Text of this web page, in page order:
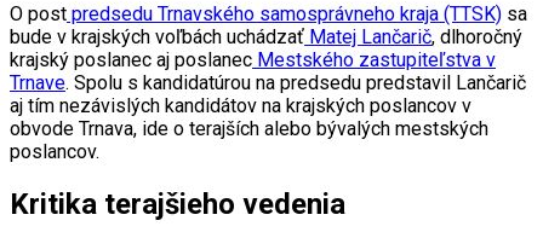
O post predsedu Trnavského samosprávneho kraja (TTSK) sa
bude v krajských voľbách uchádzať Matej Lančarič, dlhoročný
krajský poslanec aj poslanec Mestského zastupiteľstva v
Trnave. Spolu s kandidatúrou na predsedu predstavil Lančarič
aj tím nezávislých kandidátov na krajských poslancov v
obvode Trnava, ide o terajších alebo bývalých mestských
poslancov.
Kritika terajšieho vedenia